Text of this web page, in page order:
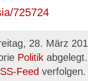
725724
28. März
Politik
Feed verfolgen.